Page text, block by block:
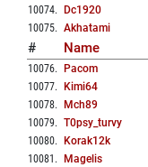
10074. Dc1920
10075. Akhatami
# Name
10076. Pacom
10077. Kimi64
10078. Mch89
10079. T0psy_turvy
10080. Korak12k
10081 . Magelis